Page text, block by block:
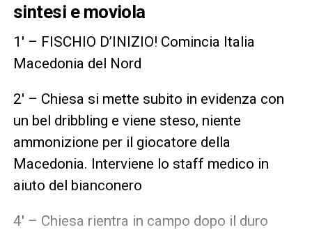
sintesi e moviola
1′ – FISCHIO D’INIZIO! Comincia Italia
Macedonia del Nord
2′ – Chiesa si mette subito in evidenza con
un bel dribbling e viene steso, niente
ammonizione per il giocatore della
Macedonia. Interviene lo staff medico in
aiuto del bianconero
4′ – Chiesa rientra in campo dopo il duro